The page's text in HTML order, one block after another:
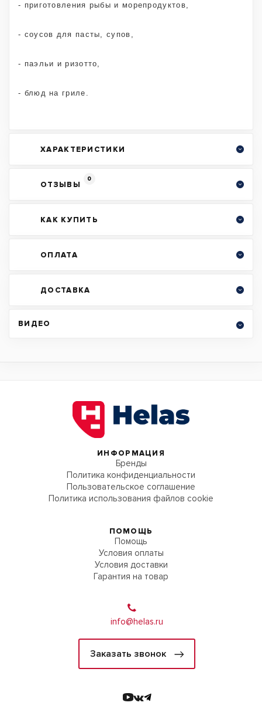
- приготовления рыбы и морепродуктов,
- соусов для пасты, супов,
- паэльи и ризотто,
- блюд на гриле.
ХАРАКТЕРИСТИКИ
ОТЗЫВЫ
0
КАК КУПИТЬ
ОПЛАТА
ДОСТАВКА
ВИДЕО
ИНФОРМАЦИЯ
Бренды
Политика конфиденциальности
Пользовательское соглашение
Политика использования файлов cookie
ПОМОЩЬ
Помощь
Условия оплаты
Условия доставки
Гарантия на товар
info@helas.ru
Заказать звонок